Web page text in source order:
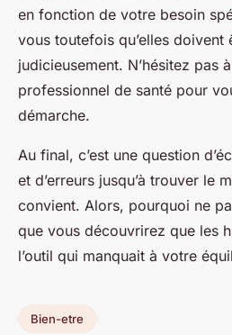
en fonction de votre besoin
vous toutefois qu’elles doivent
judicieusement. N’hésitez pas
professionnel de santé pour
démarche.
Au final, c’est une question
et d’erreurs jusqu’à trouver le
convient. Alors, pourquoi ne
que vous découvrirez que les
l’outil qui manquait à votre
Bien-etre